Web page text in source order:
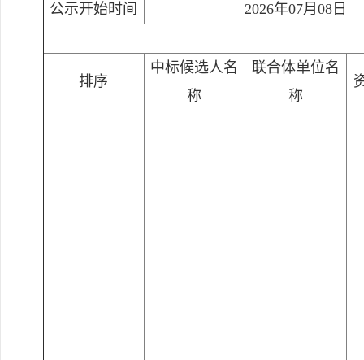
公示开始时间
2026年07月08日
排序
中标候选人名
称
联合体单位名
称